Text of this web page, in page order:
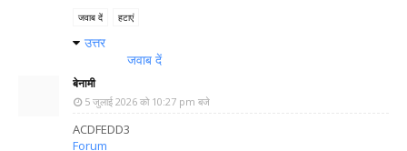
जवाब दें हटाएं
उत्तर
जवाब दें
बेनामी
5 जुलाई 2026 को 10:27 pm बजे
ACDFEDD3
Forum